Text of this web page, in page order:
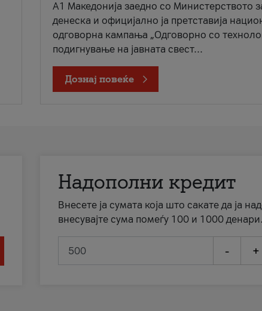
A1 Македонија заедно со Министерството
денеска и официјално ја претставија
одговорна кампања „Одговорно со
подигнување на јавната свест...
Дознај повеќе
Надополни кредит
Внесете ја сумата која што сакате да ја
внесувајте сума помеѓу 100 и 1000 денари.
- +